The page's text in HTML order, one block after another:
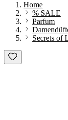
Home
% SALE
Parfum
Secrets of